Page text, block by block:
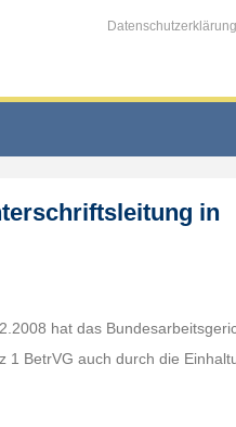
Datenschutzerklärung
in
hat das
1 BetrVG auch durch die